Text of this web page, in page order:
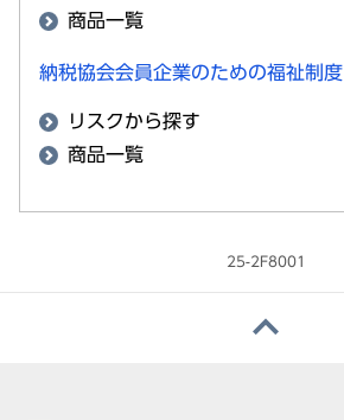
商品一覧
納税協会会員企業のための福祉制度
リスクから探す
商品一覧
25-2F8001